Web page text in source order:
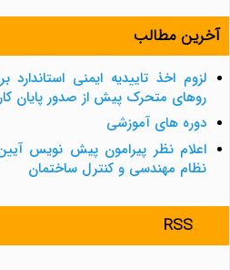
آخرین مطالب
لزوم اخذ تاییدیه ایمنی
روهای متحرک پیش از صدور پایان
دوره های آموزشی
نظام مهندسی و کنترل ساختمان
RSS